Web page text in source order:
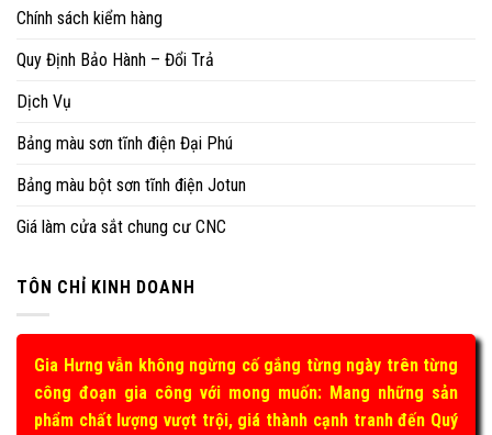
Chính sách kiểm hàng
Quy Định Bảo Hành – Đổi Trả
Dịch Vụ
Bảng màu sơn tĩnh điện Đại Phú
Bảng màu bột sơn tĩnh điện Jotun
Giá làm cửa sắt chung cư CNC
TÔN CHỈ KINH DOANH
Gia Hưng vẫn không ngừng cố gắng từng ngày trên từng
công đoạn gia công với mong muốn: Mang những sản
phẩm chất lượng vượt trội, giá thành cạnh tranh đến Quý